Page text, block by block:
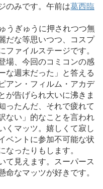
のみです。午前は葛西臨
うぎゅうに押されつつ無
だな等思いつつ、コスプ
ァイルステージです。
場、今回のコミコンの感
な週末だった」と答える
アン・フィルム・アカデ
が告げられ大いに沸きま
ったんだ、それで疲れて
ない」的なことを言われ
くマッツ。嬉しくて寂し
ベントに参加不可能な状
ったりもします。
て見えます。スーパース
なマッツが好きです。